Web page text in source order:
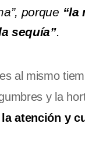
porque “la
sequía”.
al mismo
y la
atención y